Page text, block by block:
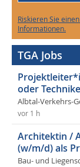
Riskieren Sie
Informationen.
TGA Jobs
oder
Albtal-Verkehrs-
vor 1 h
Architektin /
(w/m/d) als
Bau- und